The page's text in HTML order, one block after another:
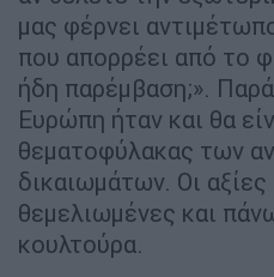
μας φέρνει
που απορρέει από το
ήδη παρέμβαση;».
Ευρώπη ήταν και θα
θεματοφύλακας των
δικαιωμάτων. Οι αξίες
θεμελιωμένες και
κουλτούρα.